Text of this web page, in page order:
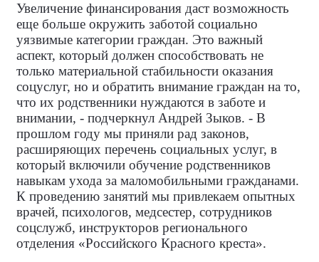
Увеличение финансирования даст возможность
еще больше окружить заботой социально
уязвимые категории граждан. Это важный
аспект, который должен способствовать не
только материальной стабильности оказания
соцуслуг, но и обратить внимание граждан на то,
что их родственники нуждаются в заботе и
внимании, - подчеркнул Андрей Зыков. - В
прошлом году мы приняли рад законов,
расширяющих перечень социальных услуг, в
который включили обучение родственников
навыкам ухода за маломобильными гражданами.
К проведению занятий мы привлекаем опытных
врачей, психологов, медсестер, сотрудников
соцслужб, инструкторов регионального
отделения «Российского Красного креста».